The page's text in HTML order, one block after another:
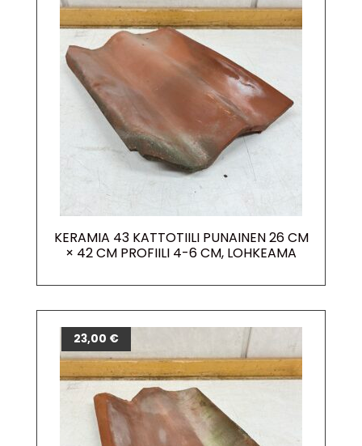
KERAMIA 43 KATTOTIILI PUNAINEN 26 CM
× 42 CM PROFIILI 4-6 CM, LOHKEAMA
23,00 €